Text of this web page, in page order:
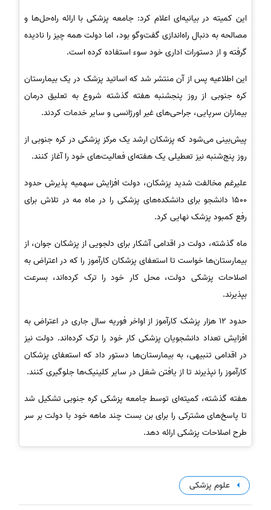
این کمیته در بیانیه‌ای اعلام کرد: جامعه پزشکی با ارائه راه‌حل‌ها و
مصالحه به دنبال راه‌اندازی گفت‌وگو بود، اما دولت همه چیز را نادیده
گرفته و از دستورات اداری خود سوء استفاده کرده است.
این اطلاعیه پس از آن منتشر شد که اساتید پزشک در یک بیمارستان
کره جنوبی از روز پنجشنبه هفته گذشته شروع به تعلیق درمان
بیماران سرپایی، جراحی‌های غیر اورژانسی و سایر خدمات کردند.
پیش‌بینی می‌شود که پزشکان ارشد یک مرکز پزشکی در کره جنوبی از
روز پنج‌شنبه نیز تعطیلی یک هفته‌ای فعالیت‌های خود را آغاز کنند.
علیرغم مخالفت شدید پزشکان، دولت افزایش سهمیه پذیرش حدود
1500 دانشجو برای دانشکده‌های پزشکی را در ماه مه در تلاش برای
رفع کمبود پزشک نهایی کرد.
ماه گذشته، دولت در اقدامی آشکار برای دلجویی از پزشکان جوان، از
بیمارستان‌ها خواست تا استعفای پزشکان کارآموز را که در اعتراض به
اصلاحات پزشکی دولت، محل کار خود را ترک کرده‌اند، بسرعت
بپذیرند.
حدود 12 هزار پزشک کارآموز از اواخر فوریه سال جاری در اعتراض به
افزایش تعداد دانشجویان پزشکی کار خود را ترک کرده‌اند. دولت نیز
در اقدامی تنبیهی، به بیمارستان‌ها دستور داد که استعفای پزشکان
کارآموز را نپذیرند تا از یافتن شغل در سایر کلینیک‌ها جلوگیری کنند.
هفته گذشته، کمیته‌ای توسط جامعه پزشکی کره جنوبی تشکیل شد
تا پاسخ‌های مشترکی را برای بن بست چند ماهه خود با دولت بر سر
طرح اصلاحات پزشکی ارائه دهد.
علوم پزشکی